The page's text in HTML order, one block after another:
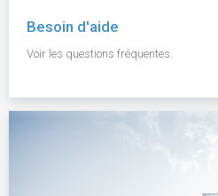
Besoin d'aide
Voir les questions fréquentes.